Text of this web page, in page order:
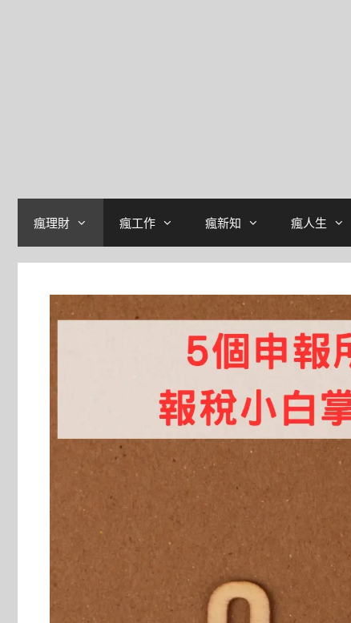
瘋理財 瘋工作 瘋新知 瘋人生